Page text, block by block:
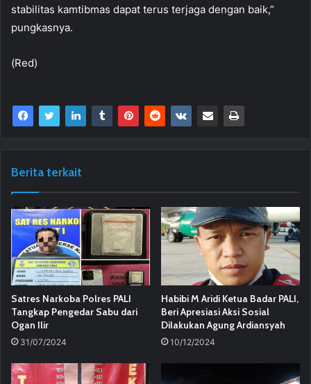
stabilitas kamtibmas dapat terus terjaga dengan baik,”
pungkasnya.
(Red)
Berita terkait
Satres Narkoba Polres PALI
Tangkap Pengedar Sabu dari
Ogan Ilir
31/07/2024
Habibi M Aridi Ketua Badar PALI,
Beri Apresiasi Aksi Sosial
Dilakukan Agung Ardiansyah
10/12/2024